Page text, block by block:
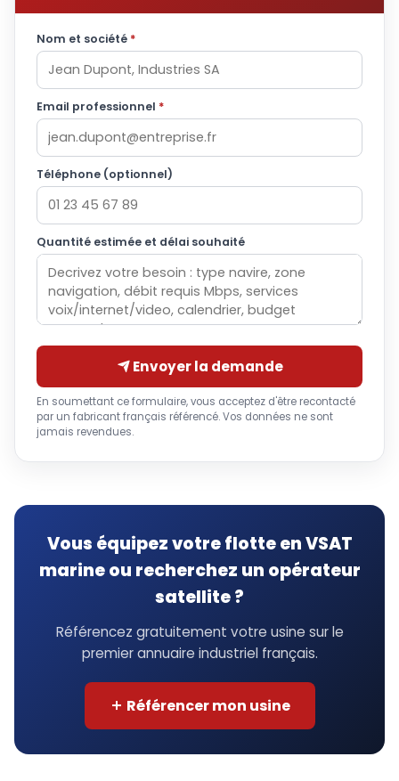
Nom et société *
Email professionnel *
Téléphone (optionnel)
Quantité estimée et délai souhaité
Envoyer la demande
En soumettant ce formulaire, vous acceptez d'être recontacté
par un fabricant français référencé. Vos données ne sont
jamais revendues.
Vous équipez votre flotte en VSAT
marine ou recherchez un opérateur
satellite ?
Référencez gratuitement votre usine sur le
premier annuaire industriel français.
Référencer mon usine